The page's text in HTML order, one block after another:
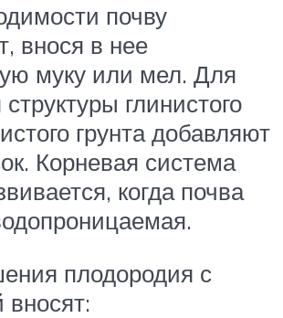
почву
внося в нее
муку или мел. Для
глинистого
грунта добавляют
Корневая система
когда почва
плодородия с
вносят: